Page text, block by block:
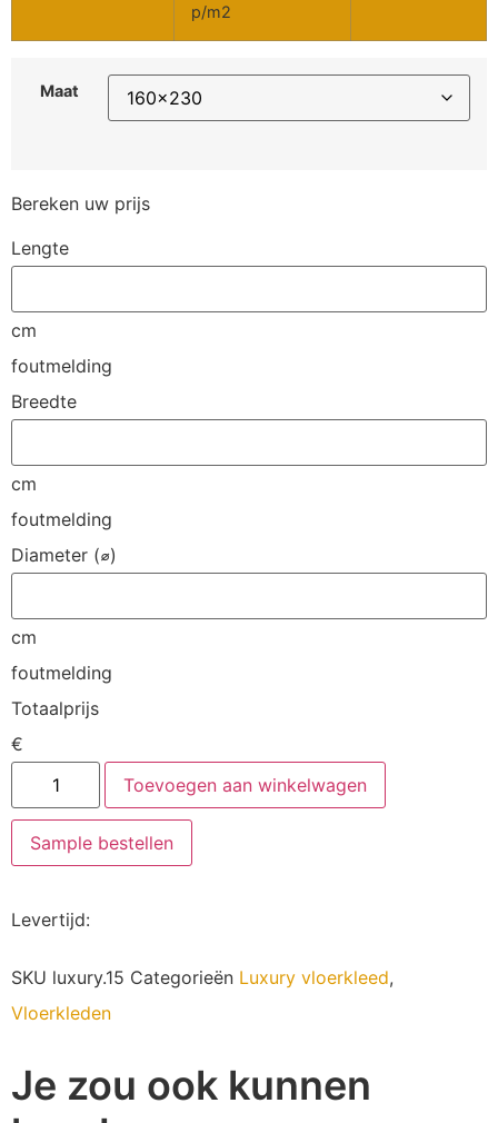
p/m2
Maat
Bereken uw prijs
Lengte
cm
foutmelding
Breedte
cm
foutmelding
Diameter (⌀)
cm
foutmelding
Totaalprijs
€
Toevoegen aan winkelwagen
Sample bestellen
Levertijd:
SKU luxury.15 Categorieën Luxury vloerkleed,
Vloerkleden
Je zou ook kunnen